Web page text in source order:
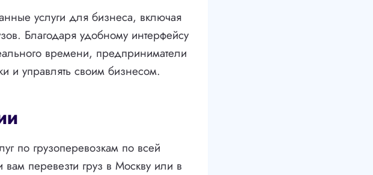
услуги для бизнеса, включая
Благодаря удобному интерфейсу
времени, предприниматели
и управлять своим бизнесом.
по грузоперевозкам по всей
перевезти груз в Москву или в